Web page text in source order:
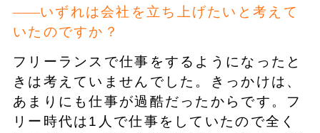
いずれは会社を立ち上げたいと考えて
いたのですか？
フリーランスで仕事をするようになったと
きは考えていませんでした。きっかけは、
あまりにも仕事が過酷だったからです。フ
リー時代は1人で仕事をしていたので全く